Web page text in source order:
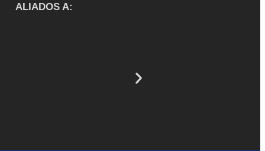
ALIADOS A: